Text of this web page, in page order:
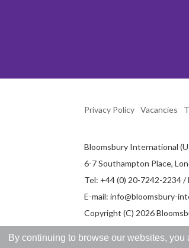
By continuing to browse our websites,
Privacy Policy Vacancies
Bloomsbury International
6-7 Southampton Place,
Tel: +44 (0) 20-7242-2234 /
E-mail: info@bloomsbury-
Copyright (C) 2026